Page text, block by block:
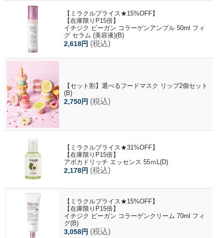
【ミラクルプライス★15%OFF】
【在庫限りP15倍】
イチジク ビーガン コラーゲンアンプル 50ml フィ
グ セラム (美容液)(B)
2,618円 (税込)
【セット割】選べるフードマスク リップ2個セット
(B)
2,750円 (税込)
【ミラクルプライス★31%OFF】
【在庫限りP15倍】
アボカドリッチ エッセンス 55ｍL(D)
2,178円 (税込)
【ミラクルプライス★15%OFF】
【在庫限りP15倍】
イチジク ビーガン コラーゲンクリーム 70ml フィ
グ(B)
3,058円 (税込)